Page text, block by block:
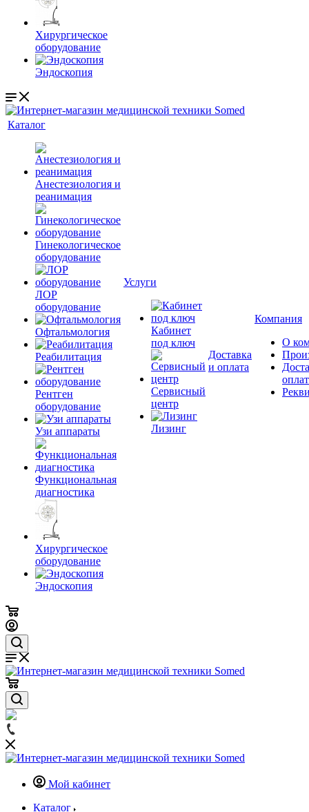
Хирургическое
оборудование
Эндоскопия
Каталог
Анестезиология и
реанимация
Гинекологическое
оборудование
ЛОР
оборудование
Офтальмология
Реабилитация
Рентген
оборудование
Узи аппараты
Функциональная
диагностика
Хирургическое
оборудование
Эндоскопия
Услуги
Кабинет
под ключ
Сервисный
центр
Лизинг
Доставка
и оплата
Компания
О
Мой кабинет
Каталог